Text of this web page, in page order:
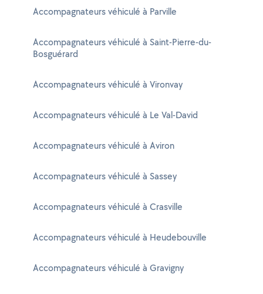
Accompagnateurs véhiculé à Parville
Accompagnateurs véhiculé à Saint-Pierre-du-
Bosguérard
Accompagnateurs véhiculé à Vironvay
Accompagnateurs véhiculé à Le Val-David
Accompagnateurs véhiculé à Aviron
Accompagnateurs véhiculé à Sassey
Accompagnateurs véhiculé à Crasville
Accompagnateurs véhiculé à Heudebouville
Accompagnateurs véhiculé à Gravigny